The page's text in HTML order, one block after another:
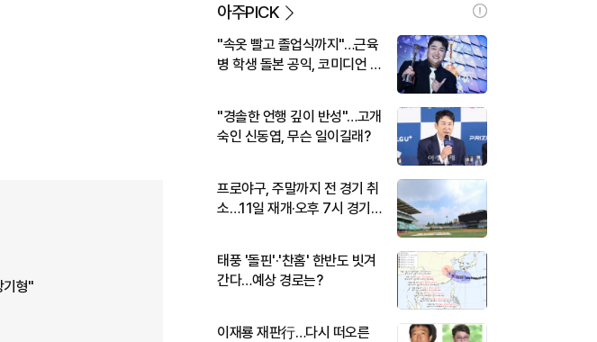
기형"
아주PICK
"속옷 빨고 졸업식까지"…근육
병 학생 돌본 공익, 코미디언 김
"경솔한 언행 깊이 반성"…고개
숙인 신동엽, 무슨 일이길래?
프로야구, 주말까지 전 경기 취
소…11일 재개·오후 7시 경기
태풍 '돌핀'·'찬홈' 한반도 빗겨
간다…예상 경로는?
이재룡 재판行…다시 떠오른